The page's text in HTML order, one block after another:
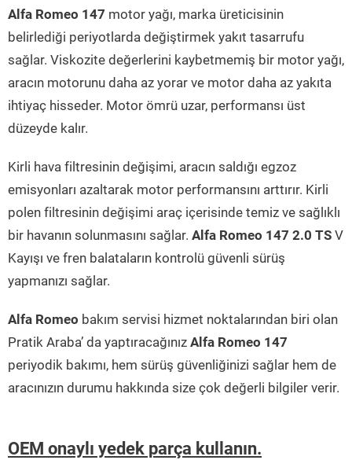
Alfa Romeo 147 motor yağı, marka üreticisinin
belirlediği periyotlarda değiştirmek yakıt tasarrufu
sağlar. Viskozite değerlerini kaybetmemiş bir motor yağı,
aracın motorunu daha az yorar ve motor daha az yakıta
ihtiyaç hisseder. Motor ömrü uzar, performansı üst
düzeyde kalır.
Kirli hava filtresinin değişimi, aracın saldığı egzoz
emisyonları azaltarak motor performansını arttırır. Kirli
polen filtresinin değişimi araç içerisinde temiz ve sağlıklı
bir havanın solunmasını sağlar. Alfa Romeo 147 2.0 TS V
Kayışı ve fren balataların kontrolü güvenli sürüş
yapmanızı sağlar.
Alfa Romeo bakım servisi hizmet noktalarından biri olan
Pratik Araba’ da yaptıracağınız Alfa Romeo 147
periyodik bakımı, hem sürüş güvenliğinizi sağlar hem de
aracınızın durumu hakkında size çok değerli bilgiler verir.
OEM onaylı yedek parça kullanın.